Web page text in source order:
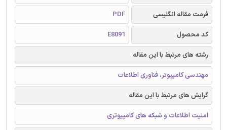
فرمت مقاله انگلیسی
PDF
کد محصول
E8091
رشته های مرتبط با این مقاله
مهندسی کامپیوتر، فناوری اطلاعات
گرایش های مرتبط با این مقاله
امنیت اطلاعات و شبکه های کامپیوتری